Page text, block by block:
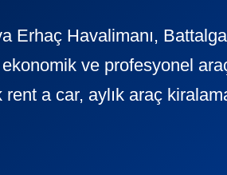
Erhaç Havalimanı,
ve profesyonel
rent a car, aylık araç